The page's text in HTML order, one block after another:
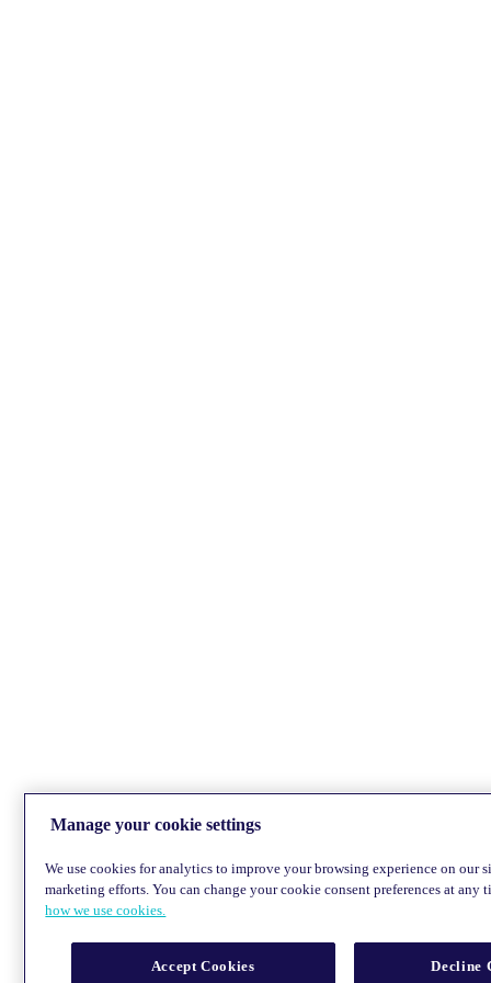
Manage your cookie settings
We use cookies for analytics to improve your browsing experience on our
marketing efforts. You can change your cookie consent preferences at any
how we use cookies.
Accept Cookies Decline